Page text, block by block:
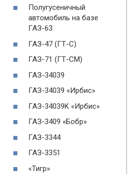
Полугусеничный
автомобиль на базе
ГАЗ-63
ГАЗ-47 (ГТ-С)
ГАЗ-71 (ГТ-СМ)
ГАЗ-34039
ГАЗ-34039 «Ирбис»
ГАЗ-34039K «Ирбис»
ГАЗ-3409 «Бобр»
ГАЗ-3344
ГАЗ-3351
«Тигр»